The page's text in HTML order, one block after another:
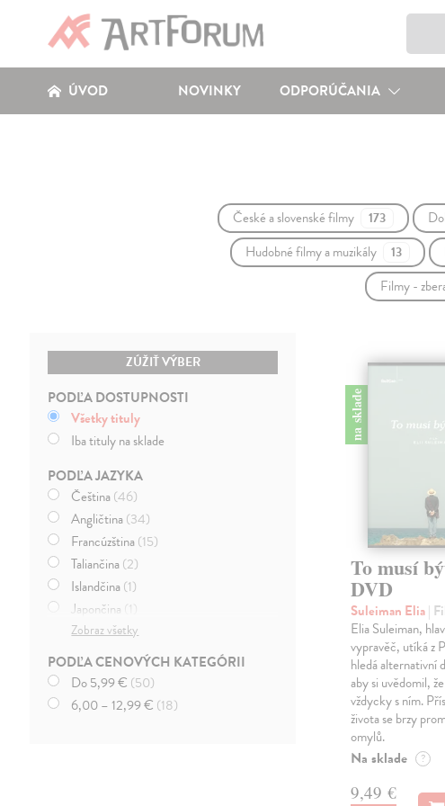
ÚVOD NOVINKY ODPORÚČANIA
České a slovenské filmy 173
Hudobné filmy a muzikály 13
Filmy -
ZÚŽIŤ VÝBER
PODĽA DOSTUPNOSTI
Všetky tituly
Iba tituly na sklade
PODĽA JAZYKA
Čeština(46)
Angličtina(34)
Francúzština(15)
Taliančina(2)
Islandčina(1)
Japončina (1)
Nórčina(1)
Ruština(1)
Slovenčina (1)
Španielčina(1)
Zobraz všetky
PODĽA CENOVÝCH KATEGÓRII
Do 5,99 € (50)
6,00 – 12,99 € (18)
na sklade
To musí
DVD
Suleiman Elia|
Elia Suleiman,
vypravěč, utíká z
hledá alternativní
aby si uvědomil,
vždycky s ním.
života se brzy
omylů.
Na sklade ?
9,49 €